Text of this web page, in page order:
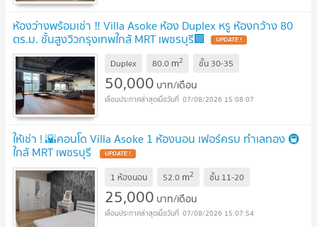
ห้องว่างพร้อมเช่า ‼️ Villa Asoke ห้อง Duplex หรู ห้องกว้าง 80
ตร.ม. ชั้นสูงวิวกรุงเทพใกล้ MRT เพชรบุรี🏢 UPDATE !
Duplex 80.0 m2 ชั้น 30-35
50,000 บาท/เดือน
07/08/2026 15:08:07
ให้เช่า ! 🌇คอนโด Villa Asoke 1 ห้องนอน เฟอร์ครบ ทำเลทอง 🚇
ใกล้ MRT เพชรบุรี UPDATE !
1 ห้องนอน 52.0 m2 ชั้น 11-20
25,000 บาท/เดือน
07/08/2026 15:07:54